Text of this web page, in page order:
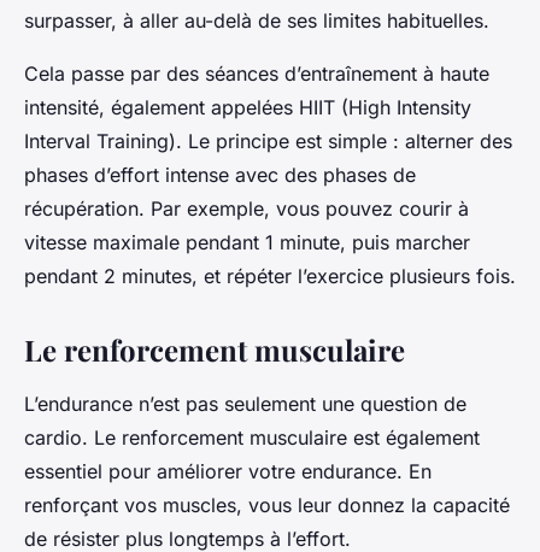
surpasser, à aller au-delà de ses limites habituelles.
Cela passe par des séances d’entraînement à haute
intensité, également appelées HIIT (High Intensity
Interval Training). Le principe est simple : alterner des
phases d’effort intense avec des phases de
récupération. Par exemple, vous pouvez courir à
vitesse maximale pendant 1 minute, puis marcher
pendant 2 minutes, et répéter l’exercice plusieurs fois.
Le renforcement musculaire
L’endurance n’est pas seulement une question de
cardio. Le renforcement musculaire est également
essentiel pour améliorer votre endurance. En
renforçant vos muscles, vous leur donnez la capacité
de résister plus longtemps à l’effort.